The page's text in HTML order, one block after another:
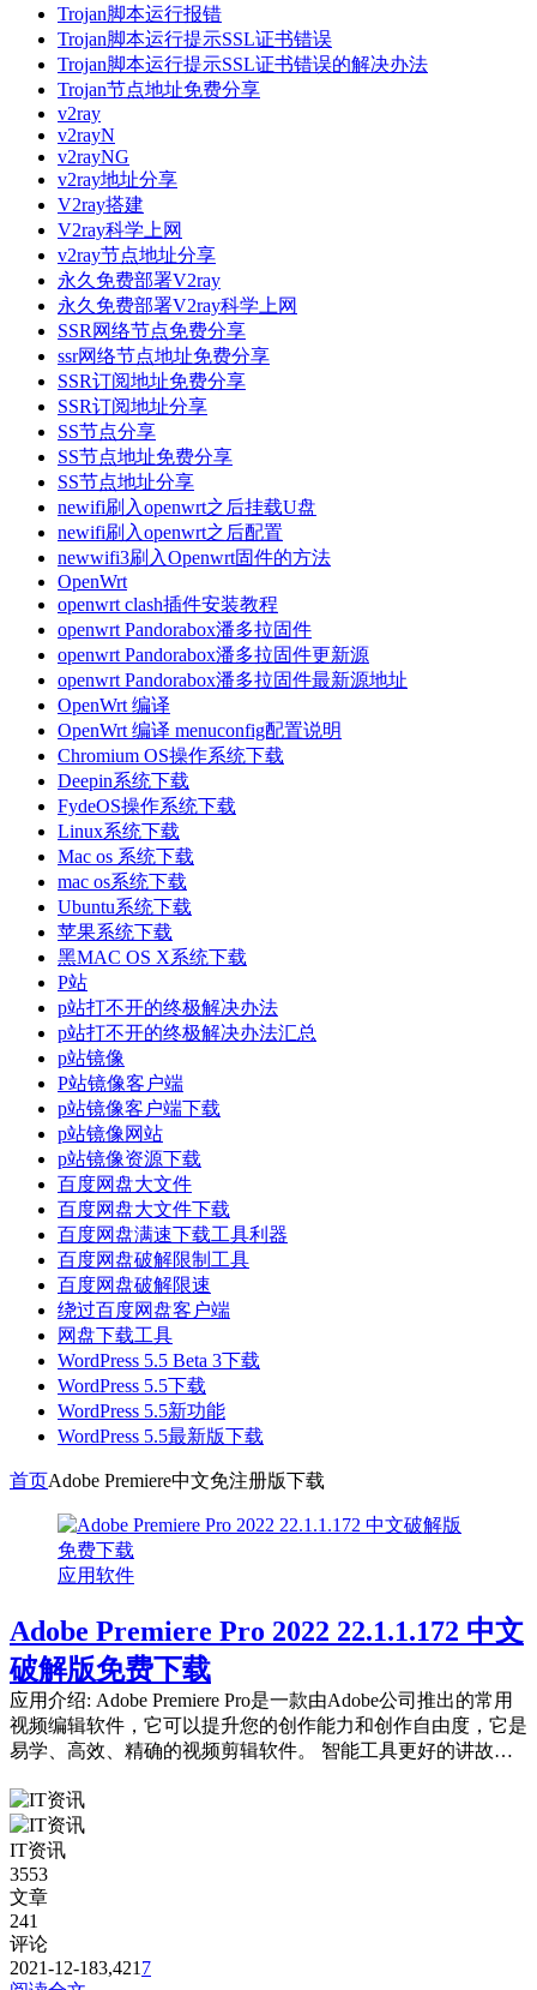
Trojan脚本运行报错
Trojan脚本运行提示SSL证书错误
Trojan脚本运行提示SSL证书错误的解决办法
Trojan节点地址免费分享
v2ray
v2rayN
v2rayNG
v2ray地址分享
V2ray搭建
V2ray科学上网
v2ray节点地址分享
永久免费部署V2ray
永久免费部署V2ray科学上网
SSR网络节点免费分享
ssr网络节点地址免费分享
SSR订阅地址免费分享
SSR订阅地址分享
SS节点分享
SS节点地址免费分享
SS节点地址分享
newifi刷入openwrt之后挂载U盘
newifi刷入openwrt之后配置
newwifi3刷入Openwrt固件的方法
OpenWrt
openwrt clash插件安装教程
openwrt Pandorabox潘多拉固件
openwrt Pandorabox潘多拉固件更新源
openwrt Pandorabox潘多拉固件最新源地址
OpenWrt 编译
OpenWrt 编译 menuconfig配置说明
Chromium OS操作系统下载
Deepin系统下载
FydeOS操作系统下载
Linux系统下载
Mac os 系统下载
mac os系统下载
Ubuntu系统下载
苹果系统下载
黑MAC OS X系统下载
P站
p站打不开的终极解决办法
p站打不开的终极解决办法汇总
p站镜像
P站镜像客户端
p站镜像客户端下载
p站镜像网站
p站镜像资源下载
百度网盘大文件
百度网盘大文件下载
百度网盘满速下载工具利器
百度网盘破解限制工具
百度网盘破解限速
绕过百度网盘客户端
网盘下载工具
WordPress 5.5 Beta 3下载
WordPress 5.5下载
WordPress 5.5新功能
WordPress 5.5最新版下载
首页Adobe Premiere中文免注册版下载
应用软件
Adobe Premiere Pro 2022 22.1.1.172 中文
破解版免费下载
应用介绍: Adobe Premiere Pro是一款由Adobe公司推出的常用
视频编辑软件，它可以提升您的创作能力和创作自由度，它是
易学、高效、精确的视频剪辑软件。 智能工具更好的讲故
IT资讯
3553
文章
241
评论
2021-12-183,421 7